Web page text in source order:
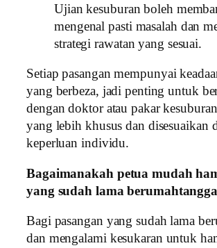
Ujian kesuburan boleh
mengenal pasti masalah dan
strategi rawatan yang sesuai.
Setiap pasangan mempunyai
yang berbeza, jadi penting untuk
dengan doktor atau pakar
yang lebih khusus dan disesuaikan
keperluan individu.
Bagaimanakah petua mudah
yang sudah lama
Bagi pasangan yang sudah lama
dan mengalami kesukaran untuk